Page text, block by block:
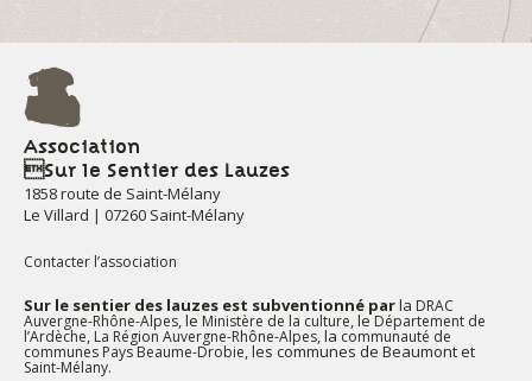
Association
Sur le Sentier des Lauzes
1858 route de Saint-Mélany
Le Villard | 07260 Saint-Mélany
Contacter l’association
Sur le sentier des lauzes est subventionné parla DRAC
Auvergne-Rhône-Alpes, le Ministère de la culture, leDépartement de
l’Ardèche, La Région Auvergne-Rhône-Alpes, la communauté de
communes Pays Beaume-Drobie, les communes de Beaumont et
Saint-Mélany.